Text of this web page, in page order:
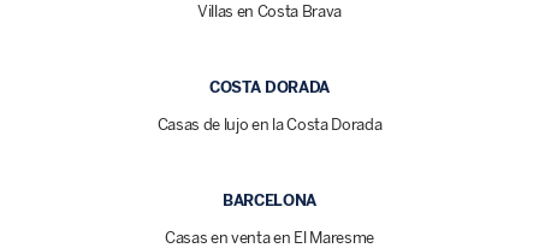
Villas en Costa Brava
COSTA DORADA
Casas de lujo en la Costa Dorada
BARCELONA
Casas en venta en El Maresme